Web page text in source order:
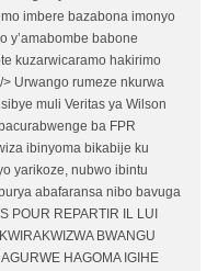
imbere bazabona imonyo
y’amabombe babone
kuzarwicaramo hakirimo
Urwango rumeze nkurwa
muli Veritas ya Wilson
ba FPR
ibinyoma bikabije ku
yarikoze, nubwo ibintu
abafaransa nibo bavuga
POUR REPARTIR IL LUI
BWANGU
HAGOMA IGIHE